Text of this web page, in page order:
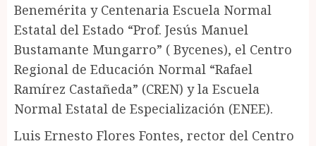
Benemérita y Centenaria Escuela Normal
Estatal del Estado “Prof. Jesús Manuel
Bustamante Mungarro” ( Bycenes), el Centro
Regional de Educación Normal “Rafael
Ramírez Castañeda” (CREN) y la Escuela
Normal Estatal de Especialización (ENEE).
Luis Ernesto Flores Fontes, rector del Centro